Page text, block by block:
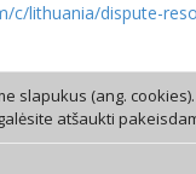
c/lithuania/dispute-
slapukus (ang.
atšaukti